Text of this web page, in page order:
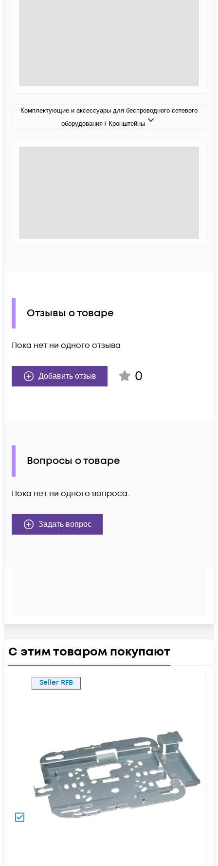
Комплектующие и аксессуары для беспроводного сетевого
оборудования / Кронштейны
Отзывы о товаре
Пока нет ни одного отзыва
Добавить отзыв 0
Вопросы о товаре
Пока нет ни одного вопроса.
Задать вопрос
С этим товаром покупают
Seller RFB